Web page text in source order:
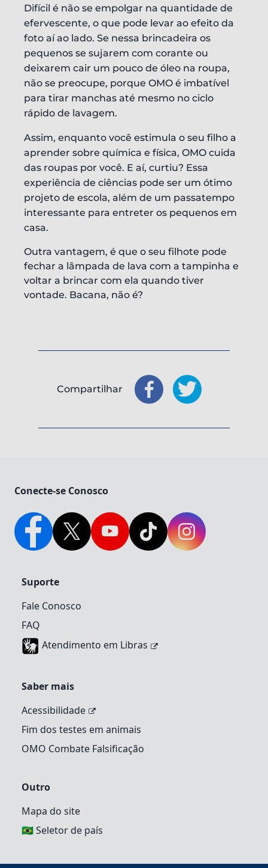
Difícil é não se empolgar na quantidade de
efervescente, o que pode levar ao efeito da
foto aí ao lado. Se nessa brincadeira os
pequenos se sujarem com corante ou
deixarem cair um pouco de óleo na roupa,
não se preocupe, porque OMO é imbatível
para tirar manchas até mesmo no ciclo
rápido de lavagem.
Assim, enquanto você estimula o seu filho a
aprender sobre química e física, OMO cuida
das roupas por você. E aí, curtiu? Essa
experiência de ciências pode ser um ótimo
projeto de escola, além de um passatempo
interessante para entreter os pequenos em
casa.
Outra vantagem, é que o seu filhote pode
fechar a lâmpada de lava com a tampinha e
voltar a brincar com ela quando tiver
vontade. Bacana, não é?
Compartilhar
CompartilharCompartilhar
Conecte-se Conosco
FacebookTwitter YouTubeTikTok Instagram
Suporte
Fale Conosco
FAQ
Atendimento em Libras
Saber mais
Acessibilidade
Fim dos testes em animais
OMO Combate Falsificação
Outro
Mapa do site
🇧🇷 Seletor de país